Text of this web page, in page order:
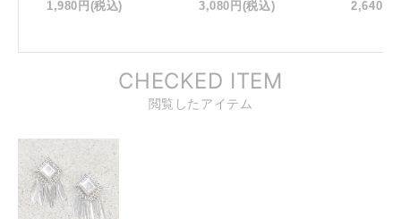
1,980円 (税込)
3,080円 (税込)
2,640円
CHECKED ITEM
閲覧したアイテム